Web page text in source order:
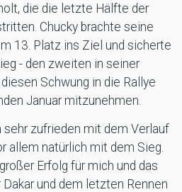
die die letzte Hälfte der
Chucky brachte seine
13. Platz ins Ziel und sicherte
- den zweiten in seiner
Schwung in die Rallye
Januar mitzunehmen.
sehr zufrieden mit dem Verlauf
allem natürlich mit dem Sieg.
Erfolg für mich und das
und dem letzten Rennen